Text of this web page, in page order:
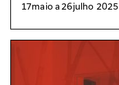
17maioa26julho 2025